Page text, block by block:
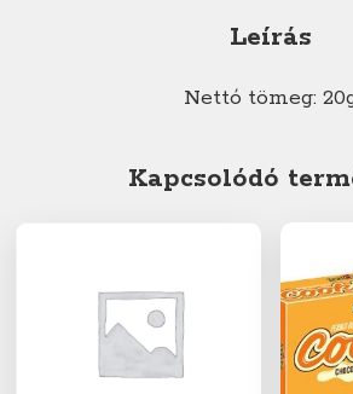
Leírás
Nettó tömeg:
Kapcsolódó